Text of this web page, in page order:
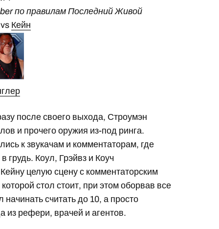
по правилам Последний Живой
Кейн
после своего выхода, Строумэн
и прочего оружия из-под ринга.
к звукачам и комментаторам, где
грудь. Коул, Грэйвз и Коуч
целую сцену с комментаторским
стол стоит, при этом оборвав все
считать до 10, а просто
из рефери, врачей и агентов.